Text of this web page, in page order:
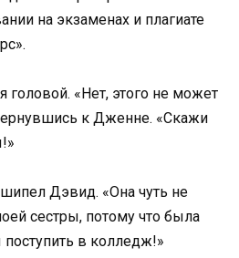
на экзаменах и плагиате
головой. «Нет, этого не может
к Дженне. «Скажи
Дэвид. «Она чуть не
сестры, потому что была
в колледж!»